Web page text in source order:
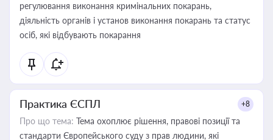
регулювання виконання кримінальних покарань,
діяльність органів і установ виконання покарань та статус
осіб, які відбувають покарання
Практика ЄСПЛ +8
Про що тема: Тема охоплює рішення, правові позиції та
стандарти Європейського суду з прав людини, які